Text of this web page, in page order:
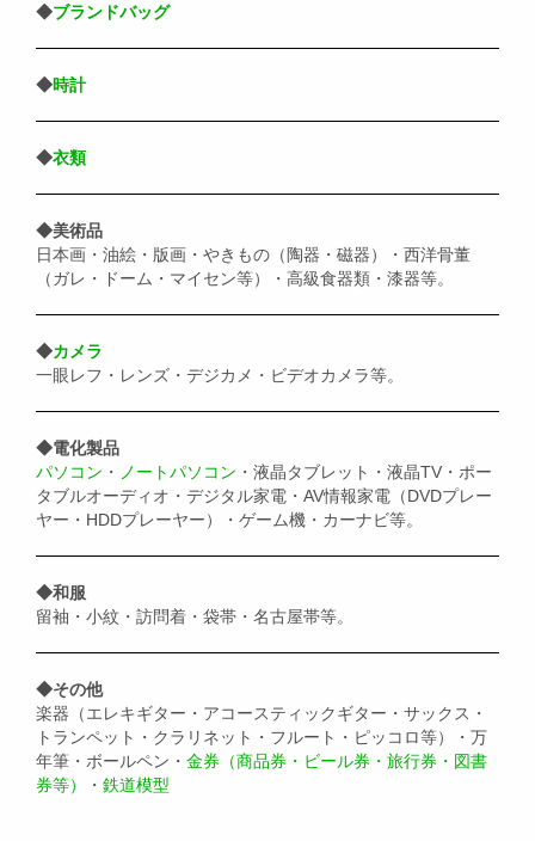
◆ブランドバッグ
◆時計
◆衣類
◆美術品
日本画・油絵・版画・やきもの（陶器・磁器）・西洋骨董
（ガレ・ドーム・マイセン等）・高級食器類・漆器等。
◆カメラ
一眼レフ・レンズ・デジカメ・ビデオカメラ等。
◆電化製品
パソコン ・ ノートパソコン ・液晶タブレット・液晶TV・ポー
タブルオーディオ・デジタル家電・AV情報家電（DVDプレー
ヤー・HDDプレーヤー）・ゲーム機・カーナビ等。
◆和服
留袖・小紋・訪問着・袋帯・名古屋帯等。
◆その他
楽器（エレキギター・アコースティックギター・サックス・
トランペット・クラリネット・フルート・ピッコロ等）・万
年筆・ボールペン・ 金券（商品券・ビール券・旅行券・図書
券等）
・ 鉄道模型